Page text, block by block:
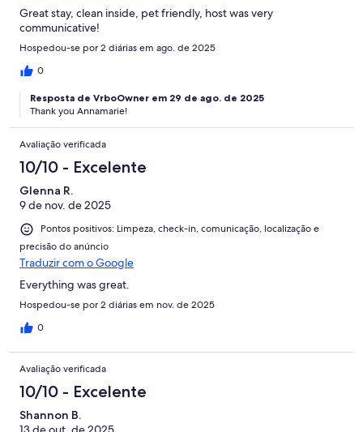
Great stay, clean inside, pet friendly, host was very
communicative!
Hospedou-se por 2 diárias em ago. de 2025
0
Resposta de VrboOwner em 29 de ago. de 2025
Thank you Annamarie!
Avaliação verificada
10/10 - Excelente
Glenna R.
9 de nov. de 2025
Pontos positivos: Limpeza, check-in, comunicação, localização e
precisão do anúncio
Traduzir com o Google
Everything was great.
Hospedou-se por 2 diárias em nov. de 2025
0
Avaliação verificada
10/10 - Excelente
Shannon B.